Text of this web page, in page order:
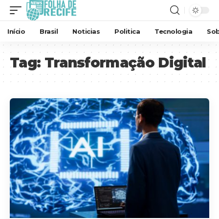
Início Brasil Noticias Politica Tecnologia
Tag: Transformação Digital